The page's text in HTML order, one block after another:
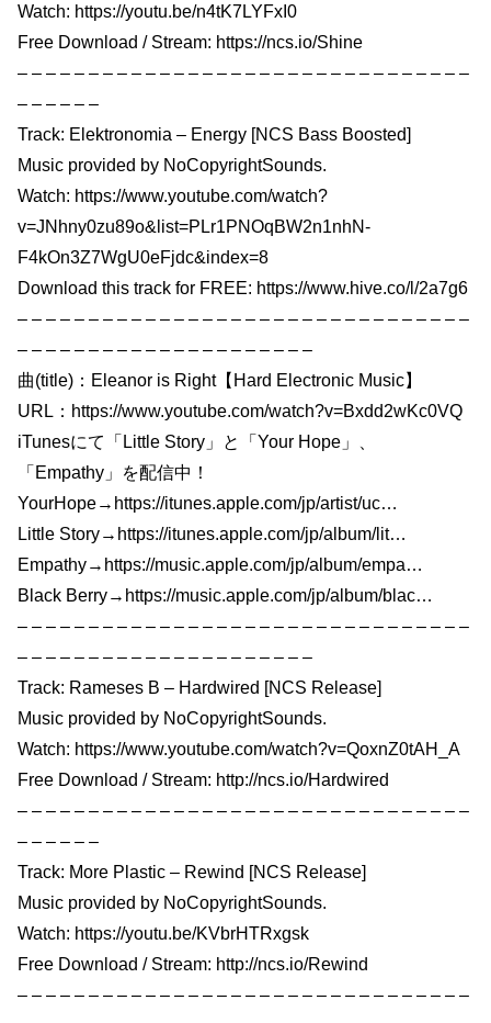
Watch: https://youtu.be/n4tK7LYFxI0
Free Download / Stream: https://ncs.io/Shine
– – – – – – – – – – – – – – – – – – – – – – – – – – – – – – – –
– – – – – –
Track: Elektronomia – Energy [NCS Bass Boosted]
Music provided by NoCopyrightSounds.
Watch: https://www.youtube.com/watch?
v=JNhny0zu89o&list=PLr1PNOqBW2n1nhN-
F4kOn3Z7WgU0eFjdc&index=8
Download this track for FREE: https://www.hive.co/l/2a7g6
– – – – – – – – – – – – – – – – – – – – – – – – – – – – – – – –
– – – – – – – – – – – – – – – – – – – – –
曲(title)：Eleanor is Right【Hard Electronic Music】
URL：https://www.youtube.com/watch?v=Bxdd2wKc0VQ
iTunesにて「Little Story」と「Your Hope」、
「Empathy」を配信中！
YourHope→https://itunes.apple.com/jp/artist/uc…
Little Story→https://itunes.apple.com/jp/album/lit…
Empathy→https://music.apple.com/jp/album/empa…
Black Berry→https://music.apple.com/jp/album/blac…
– – – – – – – – – – – – – – – – – – – – – – – – – – – – – – – –
– – – – – – – – – – – – – – – – – – – – –
Track: Rameses B – Hardwired [NCS Release]
Music provided by NoCopyrightSounds.
Watch: https://www.youtube.com/watch?v=QoxnZ0tAH_A
Free Download / Stream: http://ncs.io/Hardwired
– – – – – – – – – – – – – – – – – – – – – – – – – – – – – – – –
– – – – – –
Track: More Plastic – Rewind [NCS Release]
Music provided by NoCopyrightSounds.
Watch: https://youtu.be/KVbrHTRxgsk
Free Download / Stream: http://ncs.io/Rewind
– – – – – – – – – – – – – – – – – – – – – – – – – – – – – – – –